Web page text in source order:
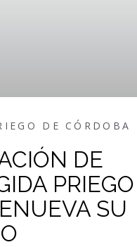
DE CÓRDOBA
DE
PRIEGO
SU